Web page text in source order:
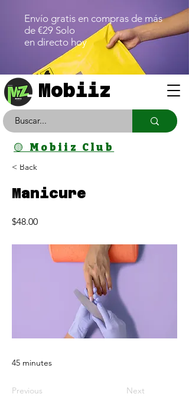
Envío gratis en compras de más
de €29 Solo
en directo hoy
Mobiiz
🟡 Mobiiz Club
< Back
Manicure
$48.00
45 minutes
Previous Next